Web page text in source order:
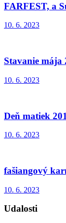
FARFEST, a
10. 6. 2023
Stavanie mája
10. 6. 2023
Deň matiek
10. 6. 2023
fašiangový
10. 6. 2023
Udalosti